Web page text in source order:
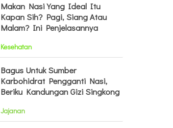
Makan Nasi Yang Ideal Itu
Kapan Sih? Pagi, Siang Atau
Malam? Ini Penjelasannya
Kesehatan
Bagus Untuk Sumber
Karbohidrat Pengganti Nasi,
Beriku Kandungan Gizi Singkong
Jajanan